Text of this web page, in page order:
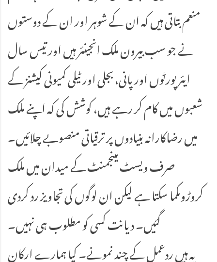
منعم بتاتی ہیں کہ ان کے شوہر اور ان کے دوستوں
نے جو سب بیرون ملک انجینئر ہیں اور تیس سال
ایئرپورٹوں اور پانی، بجلی اور ٹیلی کمیونی کیشنز کے
شعبوں میں کام کر رہے ہیں، کوشش کی کہ اپنے ملک
میں رضاکارانہ بنیادوں پر ترقیاتی منصوبے چلائیں۔
صرف ویسٹ مینجمنٹ کے میدان میں ملک
کروڑوںکما سکتا ہے لیکن ان لوگوں کی تجاویز رد کردی
گئیں۔ دیانت کسی کو مطلوب ہی نہیں۔
یہ ہیں ردعمل کے چند نمونے۔ کیا ہمارے ارکان